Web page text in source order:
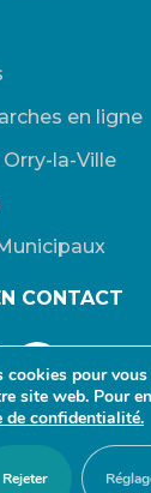
en ligne
la-Ville
CONTACT
Connexion
cookies pour
site web. Pour
de confidentialité.
Rejeter